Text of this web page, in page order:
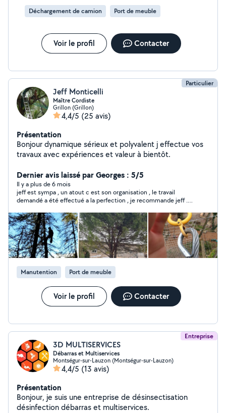
Déchargement de camion Port de meuble
Voir le profil Contacter
Particulier
Jeff Monticelli
Maître Cordiste
Grillon (Grillon)
4,4/5 (25 avis)
Présentation
Bonjour dynamique sérieux et polyvalent j effectue vos
travaux avec expériences et valeur à bientôt.
Dernier avis laissé par Georges : 5/5
Il y a plus de 6 mois
jeff est sympa , un atout c est son organisation , le travail
demandé a été effectué a la perfection , je recommande jeff .
Manutention Port de meuble
Voir le profil Contacter
Entreprise
3D MULTISERVICES
Débarras et Multiservices
Montségur-sur-Lauzon (Montségur-sur-Lauzon)
4,4/5 (13 avis)
Présentation
Bonjour, je suis une entreprise de désinsectisation
désinfection débarras et multiservices.